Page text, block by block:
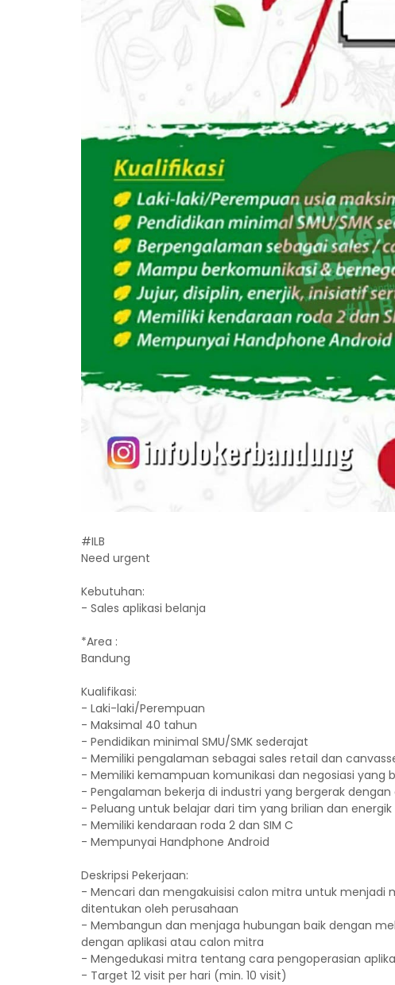
#ILB
Need urgent
Kebutuhan:
- Sales aplikasi belanja
*Area :
Bandung
Kualifikasi:
- Laki-laki/Perempuan
- Maksimal 40 tahun
- Pendidikan minimal SMU/SMK sederajat
- Memiliki pengalaman sebagai sales retail dan
- Memiliki kemampuan komunikasi dan negosiasi yang
- Pengalaman bekerja di industri yang bergerak
- Peluang untuk belajar dari tim yang brilian dan energik
- Memiliki kendaraan roda 2 dan SIM C
- Mempunyai Handphone Android
Deskripsi Pekerjaan:
- Mencari dan mengakuisisi calon mitra untuk menjadi
ditentukan oleh perusahaan
- Membangun dan menjaga hubungan baik dengan
dengan aplikasi atau calon mitra
- Mengedukasi mitra tentang cara pengoperasian
- Target 12 visit per hari (min. 10 visit)